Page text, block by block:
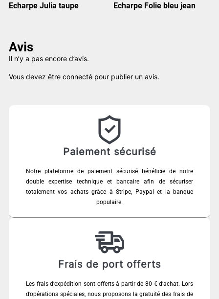
Echarpe Julia taupe Echarpe Folie bleu jean
Avis
Il n’y a pas encore d’avis.
Vous devez être connecté pour publier un avis.
Paiement sécurisé
Notre plateforme de paiement sécurisé bénéficie de notre
double expertise technique et bancaire afin de sécuriser
totalement vos achats grâce à Stripe, Paypal et la banque
populaire.
Frais de port offerts
Les frais d’expédition sont offerts à partir de 80 € d’achat. Lors
d’opérations spéciales, nous proposons la gratuité des frais de